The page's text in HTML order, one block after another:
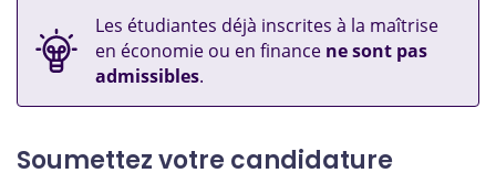
Les étudiantes déjà inscrites à la maîtrise
en économie ou en finance ne sont pas
admissibles.
Soumettez votre candidature